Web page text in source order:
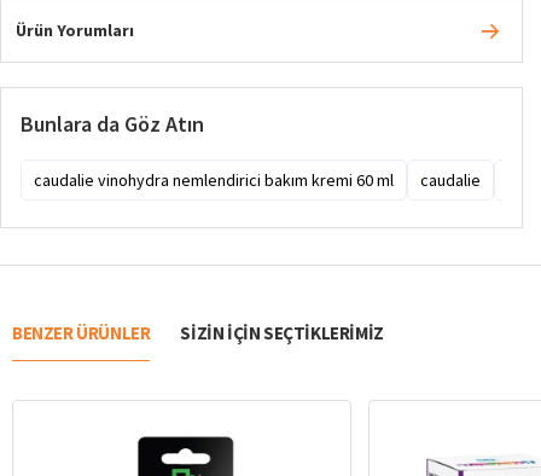
Ürün Yorumları
Bunlara da Göz Atın
caudalie vinohydra nemlendirici bakım kremi 60 ml caudalie
BENZER ÜRÜNLER SIZIN IÇIN SEÇTIKLERIMIZ